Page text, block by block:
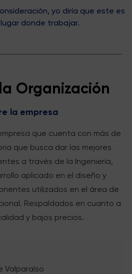
yo diría que este es
donde trabajar.
Organización
la empresa
que cuenta con más de
que busca dar las mejores
a través de la Ingeniería,
aplicado en el diseño y
utilizados en el área de
Respaldados en cuanto a
y bajos precios.
Valparaíso